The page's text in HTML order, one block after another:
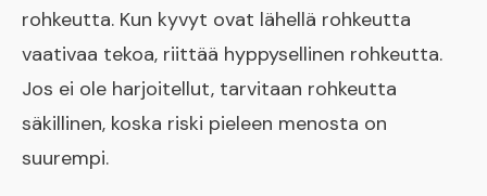
rohkeutta. Kun kyvyt ovat lähellä rohkeutta
vaativaa tekoa, riittää hyppysellinen rohkeutta.
Jos ei ole harjoitellut, tarvitaan rohkeutta
säkillinen, koska riski pieleen menosta on
suurempi.